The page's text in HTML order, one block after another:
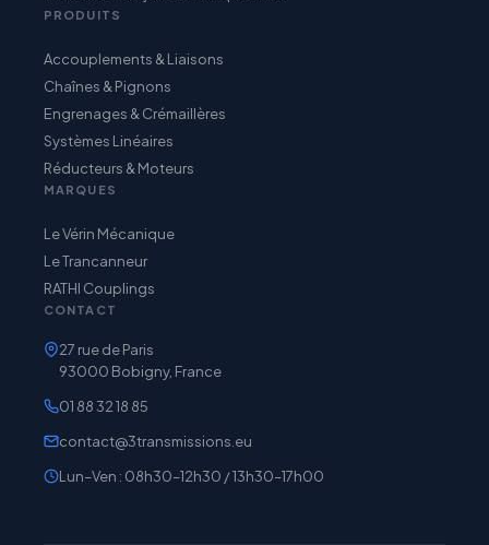
PRODUITS
Accouplements & Liaisons
Chaînes & Pignons
Engrenages & Crémaillères
Systèmes Linéaires
Réducteurs & Moteurs
MARQUES
Le Vérin Mécanique
Le Trancanneur
RATHI Couplings
CONTACT
27 rue de Paris
93000 Bobigny, France
01 88 32 18 85
contact@3transmissions.eu
Lun–Ven : 08h30–12h30 / 13h30–17h00